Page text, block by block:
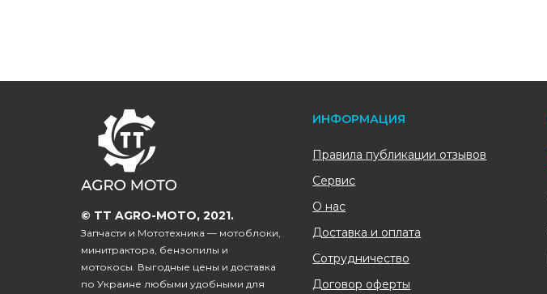
© TT AGRO-MOTO, 2021.
Запчасти и Мототехника — мотоблоки,
минитрактора, бензопилы и
мотокосы. Выгодные цены и доставка
по Украине любыми удобными для
ИНФОРМАЦИЯ
Правила публикации отзывов
Сервис
О нас
Доставка и оплата
Сотрудничество
Договор оферты